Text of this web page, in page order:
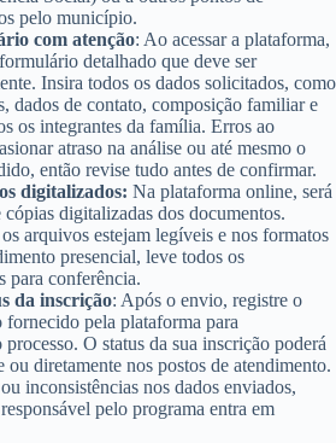
pelo município.
com atenção: Ao acessar a plataforma,
detalhado que deve ser
Insira todos os dados solicitados, como
dados de contato, composição familiar e
os integrantes da família. Erros ao
atraso na análise ou até mesmo o
então revise tudo antes de confirmar.
digitalizados: Na plataforma online, será
digitalizadas dos documentos.
arquivos estejam legíveis e nos formatos
presencial, leve todos os
para conferência.
da inscrição: Após o envio, registre o
pela plataforma para
O status da sua inscrição poderá
ou diretamente nos postos de atendimento.
inconsistências nos dados enviados,
pelo programa entra em